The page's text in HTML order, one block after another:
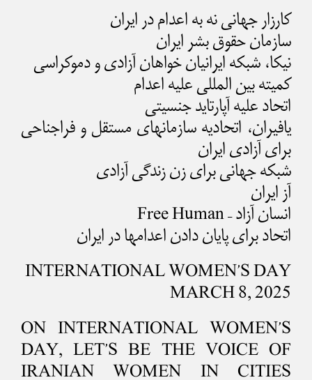
کارزار جهانی نه به اعدام در ایران
سازمان حقوق بشر ایران
نیکا، شبکه ایرانیان خواهان آزادی و دموکراسی
کمیته بین المللی علیه اعدام
اتحاد علیه آپارتاید جنسیتی
یافیران، اتحادیه سازمانهای مستقل و فراجناحی
برای آزادی ایران
شبکه جهانی برای زن زندگی آزادی
آز ایران
انسان آزاد – Free Human
اتحاد برای پایان دادن اعدامها در ایران
INTERNATIONAL WOMEN’S DAY
MARCH 8, 2025
ON INTERNATIONAL WOMEN’S
DAY, LET’S BE THE VOICE OF
IRANIAN WOMEN IN CITIES